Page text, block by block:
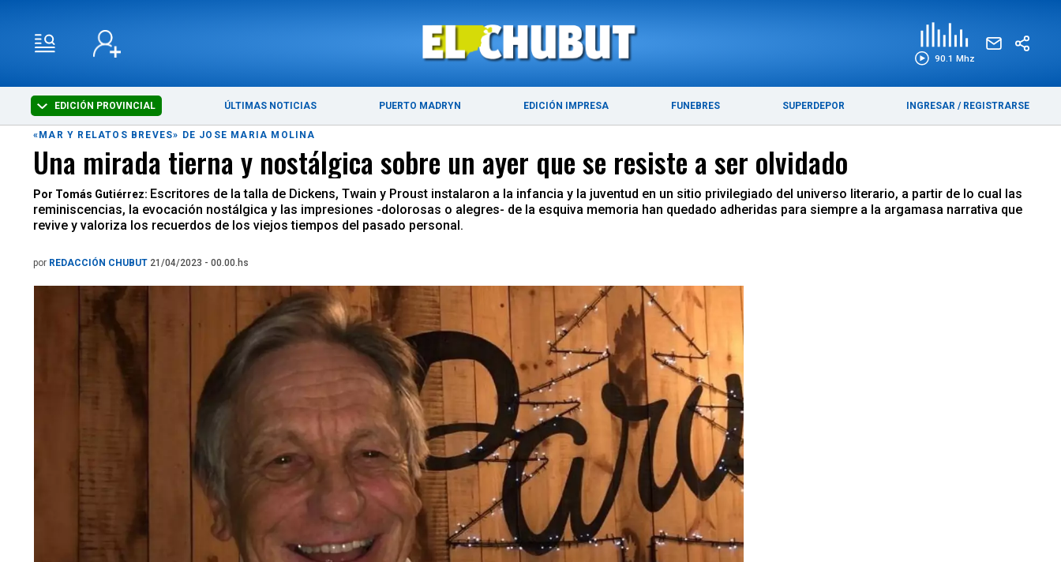
90.1 Mhz
EDICIÓN PROVINCIAL ÚLTIMAS NOTICIAS PUERTO MADRYN EDICIÓN IMPRESA FUNEBRES SUPERDEPOR INGRESAR / REGISTRARSE
ÚLTIMAS NOTICIAS PUERTO MADRYN
«MAR Y RELATOS BREVES» DE JOSE MARIA MOLINA
Una mirada tierna y nostálgica sobre un ayer que se resiste a ser olvidado
Por Tomás Gutiérrez: Escritores de la talla de Dickens, Twain y Proust instalaron a la infancia y la juventud en un sitio privilegiado del universo literario, a partir de lo cual las
reminiscencias, la evocación nostálgica y las impresiones -dolorosas o alegres- de la esquiva memoria han quedado adheridas para siempre a la argamasa narrativa que
revive y valoriza los recuerdos de los viejos tiempos del pasado personal.
por REDACCIÓN CHUBUT 21/04/2023 - 00.00.hs